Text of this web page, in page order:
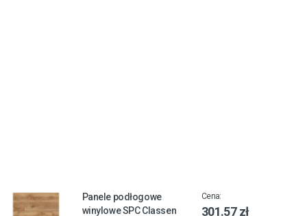
Panele podłogowe
winylowe SPC Classen
Cena:
301.57 zł